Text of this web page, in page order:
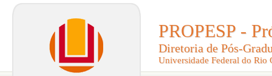
PROPESP -
Diretoria de Pós-
Universidade Federal do Rio
PROPESP -
Diretoria de Pós-
Universidade Federal do Rio